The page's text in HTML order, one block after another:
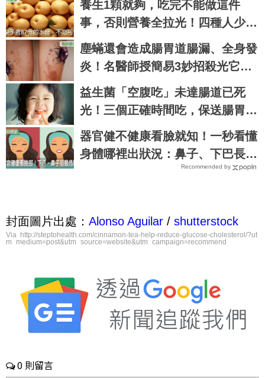
養生1顆就夠，吃完不能做這件
事，否則營養全拉光！四種人少吃
｜每日健康 Health
塵蟎還會造成腸胃道腸漏、全身發
炎！名醫師授簡易3妙招殺光它們
｜每日健康 Health
益生菌「空腹吃」未達腸道已死
光！三個正確時間吃，保送腸胃不
短命！｜每日健康Health
器官健不健康看臉就知！一秒看懂
身體哪裡出狀況：鼻子、下巴長痘
最致命｜每日健康 Health
Recommended by
封面圖片出處： Alonso Aguilar / shutterstock
Via http://steptohealth.com/cinnamon-tea-help-reduce-glucose-cholesterol/?ut
m_medium=post&utm_source=website&utm_campaign=recommend